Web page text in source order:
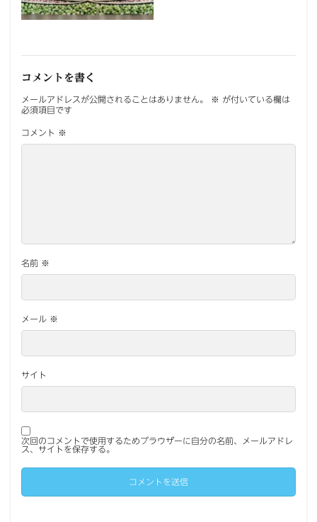
コメントを書く
メールアドレスが公開されることはありません。 ※ が付いている欄は
必須項目です
コメント ※
名前 ※
メール ※
サイト
次回のコメントで使用するためブラウザーに自分の名前、メールアドレ
ス、サイトを保存する。